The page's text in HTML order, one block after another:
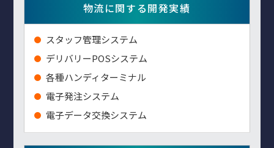
物流に関する開発実績
スタッフ管理システム
デリバリーPOSシステム
各種ハンディターミナル
電子発注システム
電子データ交換システム